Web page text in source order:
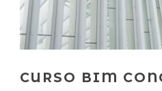
CURSO BIM